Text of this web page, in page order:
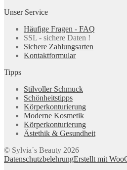
Unser Service
Häufige Fragen - FAQ
SSL - sichere Daten !
Sichere Zahlungsarten
Kontaktformular
Tipps
Stilvoller Schmuck
Schönheitstipps
Körperkonturierung
Moderne Kosmetik
Körperkonturierung
Ästethik & Gesundheit
© Sylvia´s Beauty 2026
DatenschutzbelehrungErstellt mit